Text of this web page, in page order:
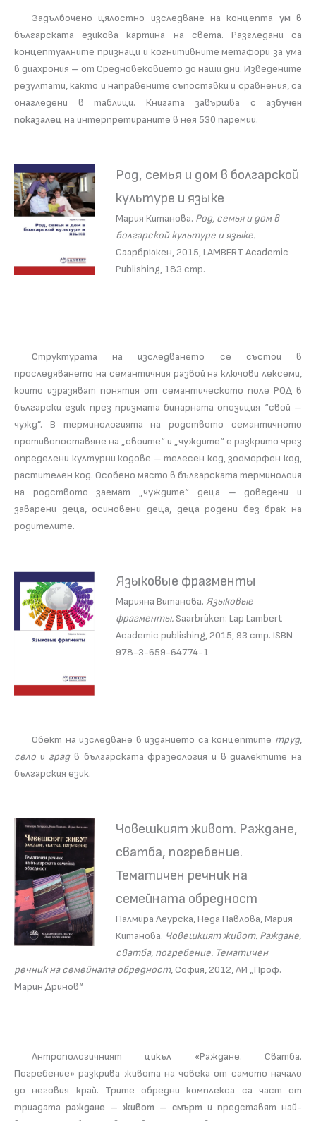
Задълбочено цялостно изследване на концепта ум в
българската езикова картина на света. Разгледани са
концептуалните признаци и когнитивните метафори за ума
в диахрония – от Средновековието до наши дни. Изведените
резултати, както и направените съпоставки и сравнения, са
онагледени в таблици. Книгата завършва с азбучен
показалец на интерпретираните в нея 530 паремии.
Род, семья и дом в болгарской
культуре и языке
Мария Китанова. Род, семья и дом в
болгарской культуре и языке.
Саарбрюкен, 2015, LAMBERT Academic
Publishing, 183 стр.
Структурата на изследването се състои в
проследяването на семантичния развой на ключови лексеми,
които изразяват понятия от семантическото поле РОД в
български език през призмата бинарната опозиция “свой –
чужд”. В терминологията на родството семантичното
противопоставяне на „своите“ и „чуждите“ е разкрито чрез
определени културни кодове – телесен код, зооморфен код,
растителен код. Особено място в българската терминолоия
на родството заемат „чуждите“ деца – доведени и
заварени деца, осиновени деца, деца родени без брак на
родителите.
Языковые фрагменты
Марияна Витанова. Языковые
фрагменты.Saarbrüken: Lap Lambert
Academic publishing, 2015, 93 стр. ISBN
978-3-659-64774-1
Обект на изследване в изданието са концептите труд,
село и градв българската фразеология и в диалектите на
българския език.
Човешкият живот. Раждане,
сватба, погребение.
Тематичен речник на
семейната обредност
Палмира Леурска, Неда Павлова, Мария
Китанова. Човешкият живот. Раждане,
сватба, погребение. Тематичен
речник на семейната обредност, София, 2012, АИ „Проф.
Марин Дринов“
Антропологичният цикъл «Раждане. Сватба.
Погребение» разкрива живота на човека от самото начало
до неговия край. Трите обредни комплекса са част от
триадата раждане – живот – смърт и представят най-